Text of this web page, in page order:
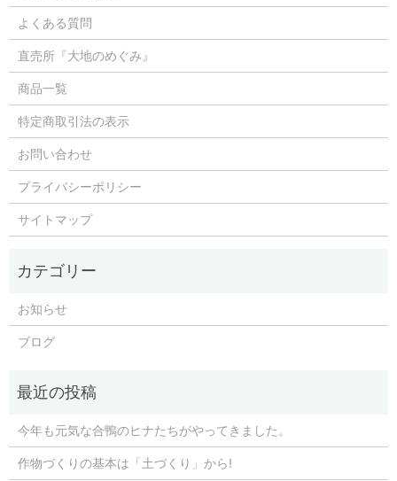
よくある質問
直売所『大地のめぐみ』
商品一覧
特定商取引法の表示
お問い合わせ
プライバシーポリシー
サイトマップ
お知らせ
ブログ
今年も元気な合鴨のヒナたちがやってきました。
作物づくりの基本は「土づくり」から!